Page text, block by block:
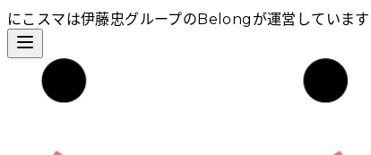
にこスマは伊藤忠グループのBelongが運営しています